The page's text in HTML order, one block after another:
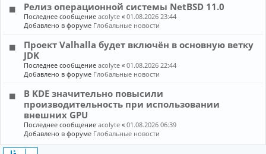
Релиз операционной системы NetBSD 11.0
Последнее сообщениеacolyte «01.08.2026 23:44
Добавлено в форуме Глобальные новости
Проект Valhalla будет включён в основную ветку
JDK
Последнее сообщениеacolyte «01.08.2026 22:44
Добавлено в форуме Глобальные новости
В KDE значительно повысили
производительность при использовании
внешних GPU
Последнее сообщениеacolyte «01.08.2026 06:39
Добавлено в форуме Глобальные новости